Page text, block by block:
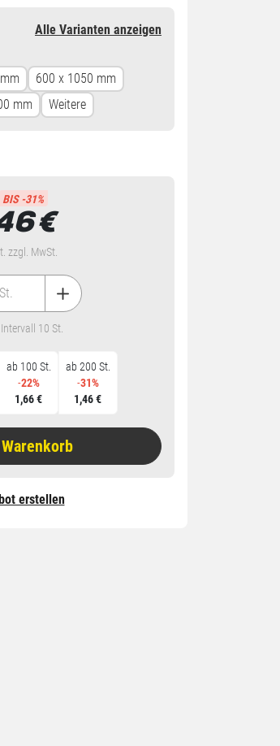
Alle Varianten anzeigen
600 x 1050 mm
mm Weitere
BIS -31%
€
zzgl. MwSt.
ab 100 St.
-22%
1,66 €
ab 200 St.
-31%
1,46 €
St.
10 St.
erstellen